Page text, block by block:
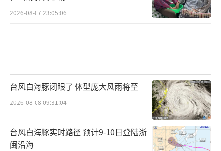
2026-08-07 23:05:06
台风白海豚闭眼了 体型庞大风雨将至
2026-08-08 09:31:04
台风白海豚实时路径 预计9-10日登陆浙
闽沿海